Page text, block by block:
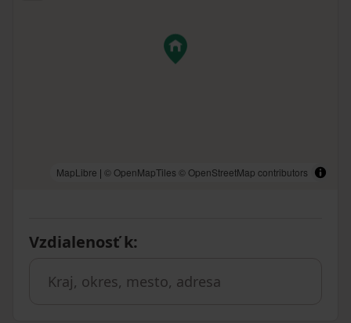
MapLibre | © OpenMapTiles © OpenStreetMap contributors
Vzdialenosť k: